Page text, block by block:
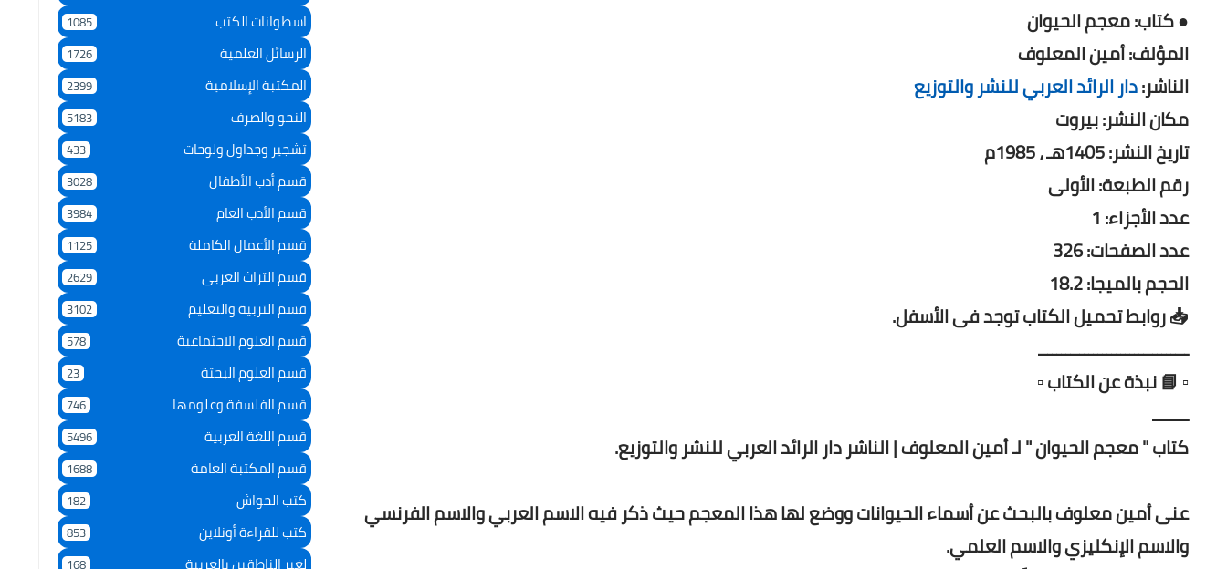
● كتاب: معجم الحيوان
المؤلف: أمين المعلوف
الناشر:دار الرائد العربي للنشر والتوزيع
مكان النشر: بيروت
تاريخ النشر: 1405هـ ، 1985م
رقم الطبعة: الأولى
عدد الأجزاء: 1
عدد الصفحات: 326
الحجم بالميجا: 18.2
📥 روابط تحميل الكتاب توجد فى الأسفل.
ـــــــــــــــــــــــــــــــــ
▫️ 📘 نبذة عن الكتاب ▫️
ــــــــ
كتاب " معجم الحيوان " لـ أمين المعلوف | الناشر دار الرائد العربي للنشر والتوزيع.
عنى أمين معلوف بالبحث عن أسماء الحيوانات ووضع لها هذا المعجم حيث ذكر فيه الاسم العربي والاسم الفرنسي
والاسم الإنكليزي والاسم العلمي.
اسطوانات الكتب 1085
الرسائل العلمية 1726
المكتبة الإسلامية 2399
النحو والصرف 5183
تشجير وجداول ولوحات 433
قسم أدب الأطفال 3028
قسم الأدب العام 3984
قسم الأعمال الكاملة 1125
قسم التراث العربى 2629
قسم التربية والتعليم 3102
قسم العلوم الاجتماعية 578
قسم العلوم البحتة 23
قسم الفلسفة وعلومها 746
قسم اللغة العربية 5496
قسم المكتبة العامة 1688
كتب الحواش 182
كتب للقراءة أونلاين 853
168